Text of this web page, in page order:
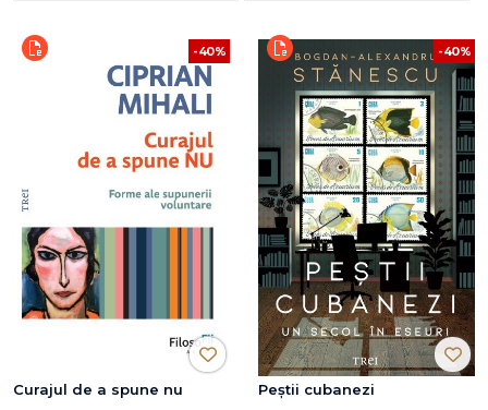
-40%
Curajul de a spune nu
-40%
Peștii cubanezi